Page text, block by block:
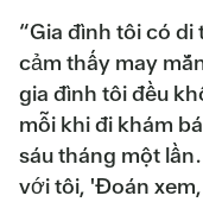
“Gia đình tôi có di
cảm thấy may
gia đình tôi đều
mỗi khi đi khám
sáu tháng một
với tôi, 'Đoán xem,